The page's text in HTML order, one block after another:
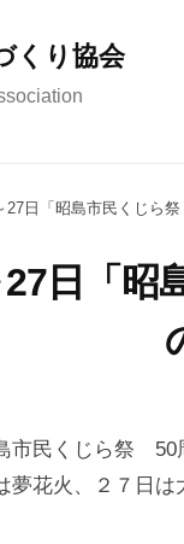
くり協会
27日「昭島市民くじら
日「昭
市民くじら祭 50
夢花火、２７日